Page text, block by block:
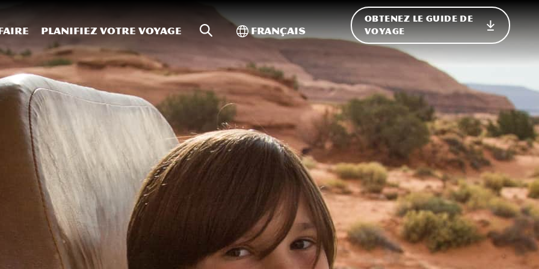
Planifiez votre voyage Recherche sur le site
Basculer vers l'international
Français
OBTENEZ LE GUIDE DE
VOYAGE